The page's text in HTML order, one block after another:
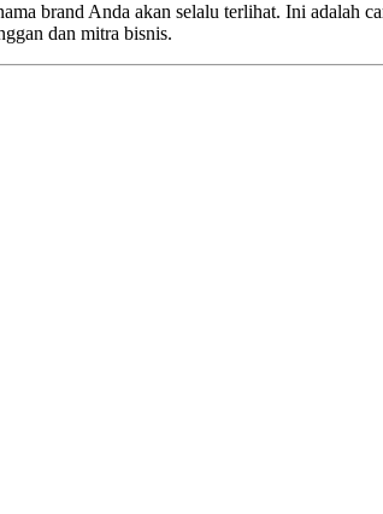
brand Anda akan selalu terlihat. Ini adalah
dan mitra bisnis.